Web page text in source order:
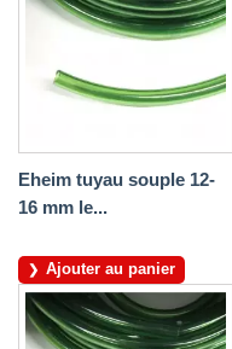
Eheim tuyau souple 12-
16 mm le...
Ajouter au panier